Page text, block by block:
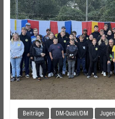
Beiträge DM-Quali/DM